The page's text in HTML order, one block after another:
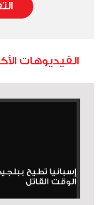
الفيديوهات
إسبانيا تطيح
الوقت القاتل